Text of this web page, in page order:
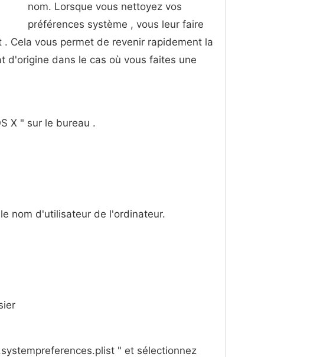
nom. Lorsque vous nettoyez vos
préférences système , vous leur faire
Cela vous permet de revenir rapidement la
​​d'origine dans le cas où vous faites une
X " sur le bureau .
nom d'utilisateur de l'ordinateur.
" et sélectionnez